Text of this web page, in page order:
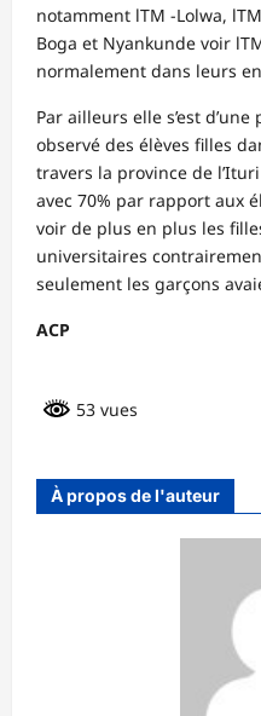
notamment lTM -Lolwa,
Boga et Nyankunde voir
normalement dans leurs
Par ailleurs elle s’est
observé des élèves filles
travers la province de
avec 70% par rapport aux
voir de plus en plus les
universitaires
seulement les garçons
ACP
53 vues
À propos de l'auteur